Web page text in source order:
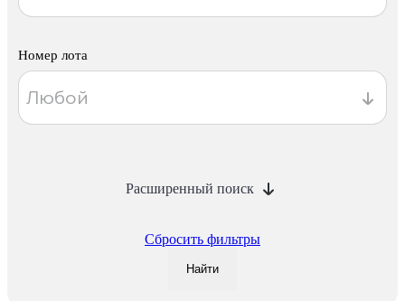
Номер лота
Расширенный поиск
Сбросить фильтры
Найти